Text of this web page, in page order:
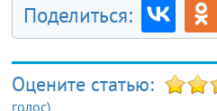
Поделиться:
Оцените статью:
голос)